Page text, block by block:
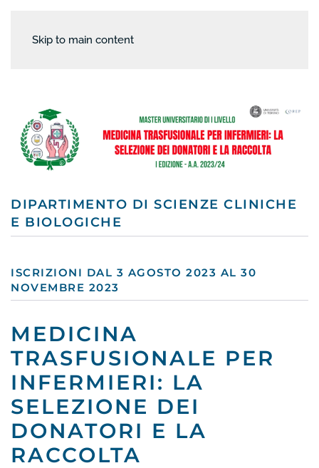
Skip to main content
DIPARTIMENTO DI SCIENZE CLINICHE
E BIOLOGICHE
ISCRIZIONI DAL 3 AGOSTO 2023 AL 30
NOVEMBRE 2023
MEDICINA
TRASFUSIONALE PER
INFERMIERI: LA
SELEZIONE DEI
DONATORI E LA
RACCOLTA